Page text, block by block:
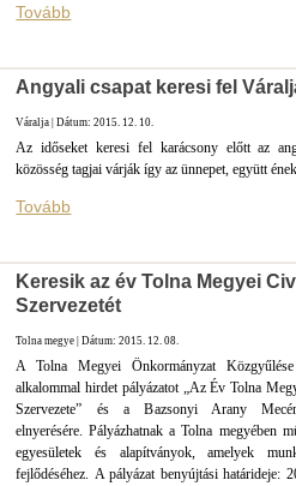
Tovább
Angyali csapat keresi fel
Váralja | Dátum: 2015. 12. 10.
Az időseket keresi fel karácsony előtt az
közösség tagjai várják így az ünnepet, együtt
Tovább
Keresik az év Tolna Megyei
Szervezetét
Tolna megye | Dátum: 2015. 12. 08.
A Tolna Megyei Önkormányzat
alkalommal hirdet pályázatot „Az Év Tolna
Szervezete” és a Bazsonyi Arany
elnyerésére. Pályázhatnak a Tolna megyében
egyesületek és alapítványok, amelyek
fejlődéséhez. A pályázat benyújtási határideje: